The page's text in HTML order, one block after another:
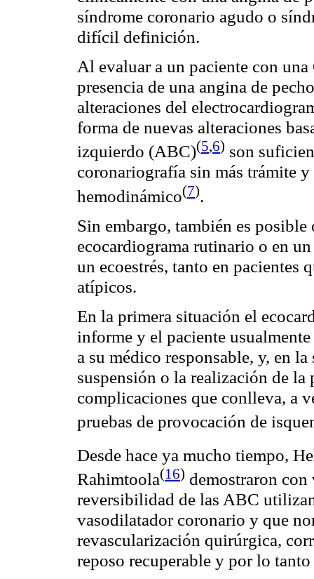
síndrome coronario agudo o
difícil definición.
Al evaluar a un paciente con
presencia de una angina de
alteraciones del
forma de nuevas alteraciones
izquierdo (ABC)(5,6) son
coronariografía sin más trámite
hemodinámico(7).
Sin embargo, también es posible
ecocardiograma rutinario o en
un ecoestrés, tanto en pacientes
atípicos.
En la primera situación el
informe y el paciente
a su médico responsable, y, en
suspensión o la realización de la
complicaciones que conlleva, a
pruebas de provocación de
Desde hace ya mucho tiempo,
Rahimtoola(16) demostraron
reversibilidad de las ABC
vasodilatador coronario y que
revascularización quirúrgica,
reposo recuperable y por lo